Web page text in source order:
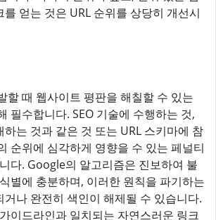
얻는 것은 URL 순위를 상당히 개선시
할 때 웹사이트 평판을 해칠할 수 있는
필수합니다. SEO 기술에 수행하는 것,
는 것과 같은 것 또는 URL 스키마에 참
순위에 심각하게 영향을 수 있는 페널티
다. Google의 알고리즘은 진보하여 불
별에 충분하며, 이러한 원칙을 파기하는
거나 완전히 색인이 해제될 수 있습니다.
이드라인과 일치되는 자연스러운 링크